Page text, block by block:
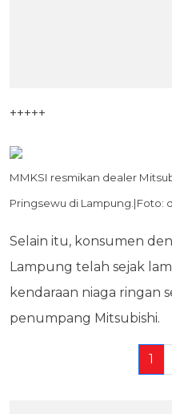
+++++
MMKSI resmikan dealer
Pringsewu di Lampung.|Foto:
Selain itu, konsumen
Lampung telah sejak
kendaraan niaga ringan
penumpang Mitsubishi.
1